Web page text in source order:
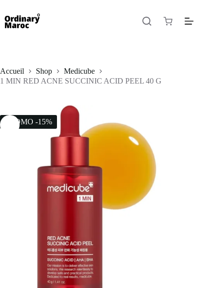
Accueil Shop
Medicube
1 MIN RED ACNE SUCCINIC ACID PEEL 40 G
PROMO -15%